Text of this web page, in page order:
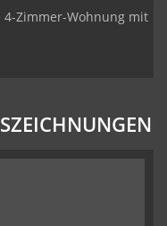
Zimmer-Wohnung mit